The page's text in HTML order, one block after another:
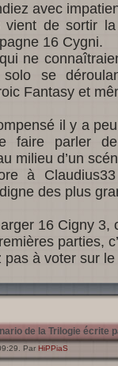
avec
vient de sortir
16 Cygni.
ne
solo se
Fantasy et
il y a
faire parler
milieu d’un
à
des plus
16 Cigny 3,
parties,
pas à voter sur
de la Trilogie écrite
Par HiPPiaS